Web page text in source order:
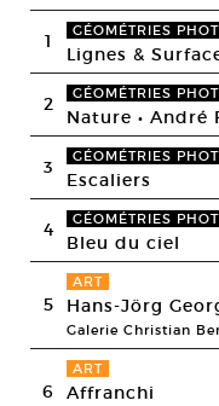
1 GÉOMÉTRIES
Lignes &
2 GÉOMÉTRIES
Nature • André
3 GÉOMÉTRIES
Escaliers
4 GÉOMÉTRIES
Bleu du ciel
5
ART
Hans-Jörg
Galerie Christian
6
ART
Affranchi